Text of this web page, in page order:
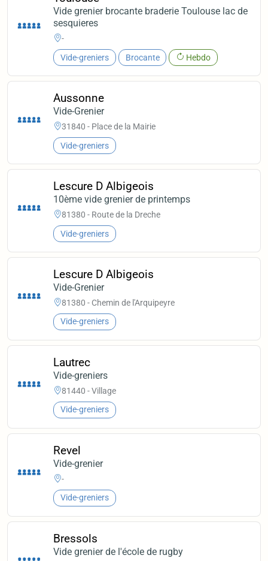
Vide grenier brocante braderie Toulouse lac de
sesquieres
-
Vide-greniers Brocante Hebdo
Aussonne
Vide-Grenier
31840 - Place de la Mairie
Vide-greniers
Lescure D Albigeois
10ème vide grenier de printemps
81380 - Route de la Dreche
Vide-greniers
Lescure D Albigeois
Vide-Grenier
81380 - Chemin de l'Arquipeyre
Vide-greniers
Lautrec
Vide-greniers
81440 - Village
Vide-greniers
Revel
Vide-grenier
-
Vide-greniers
Bressols
Vide grenier de l'école de rugby